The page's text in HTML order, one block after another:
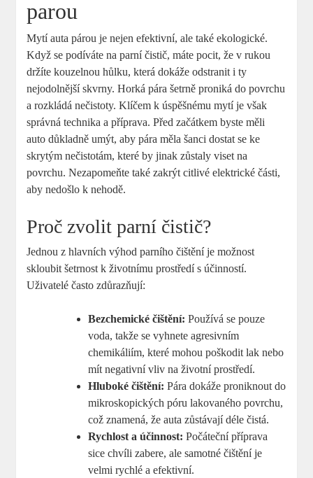
parou
Mytí auta párou je nejen efektivní, ale také ekologické.
Když se podíváte na parní čistič, máte pocit, že v rukou
držíte kouzelnou hůlku, která dokáže odstranit i ty
nejodolnější skvrny. Horká pára šetrně proniká do povrchu
a rozkládá nečistoty. Klíčem k úspěšnému mytí je však
správná technika a příprava. Před začátkem byste měli
auto důkladně umýt, aby pára měla šanci dostat se ke
skrytým nečistotám, které by jinak zůstaly viset na
povrchu. Nezapomeňte také zakrýt citlivé elektrické části,
aby nedošlo k nehodě.
Proč zvolit parní čistič?
Jednou z hlavních výhod parního čištění je možnost
skloubit šetrnost k životnímu prostředí s účinností.
Uživatelé často zdůrazňují:
Bezchemické čištění: Používá se pouze
voda, takže se vyhnete agresivním
chemikáliím, které mohou poškodit lak nebo
mít negativní vliv na životní prostředí.
Hluboké čištění: Pára dokáže proniknout do
mikroskopických póru lakovaného povrchu,
což znamená, že auta zůstávají déle čistá.
Rychlost a účinnost: Počáteční příprava
sice chvíli zabere, ale samotné čištění je
velmi rychlé a efektivní.